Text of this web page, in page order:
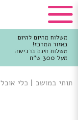
משלוח מהיום להיום
באזור המרכז!
משלוח חינם ברכישה
מעל 300 ש"ח
מרכזי
תותי במושב | כלי אוכל